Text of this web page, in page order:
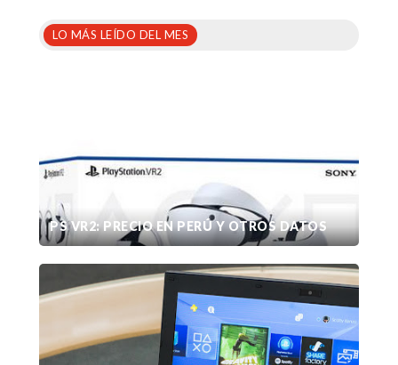
LO MÁS LEÍDO DEL MES
PS VR2: PRECIO EN PERÚ Y OTROS DATOS